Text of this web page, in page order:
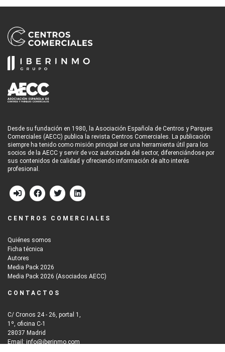
Desde su fundación en 1980, la Asociación Española de Centros y Parques
Comerciales (AECC) publica la revista Centros Comerciales. La publicación
siempre ha tenido como misión principal ser una herramienta útil para los
socios de la AECC y servir de voz autorizada del sector, diferenciándose por
sus contenidos de calidad y ofreciendo información de alto interés
profesional.
CENTROS COMERCIALES
Quiénes somos
Ficha técnica
Autores
Media Pack 2026
Media Pack 2026 (Asociados AECC)
CONTACTOS
C/ Cronos 24 - 26, portal 1,
1º, oficina C-1
28037 Madrid
Email: info@iberinmo.com